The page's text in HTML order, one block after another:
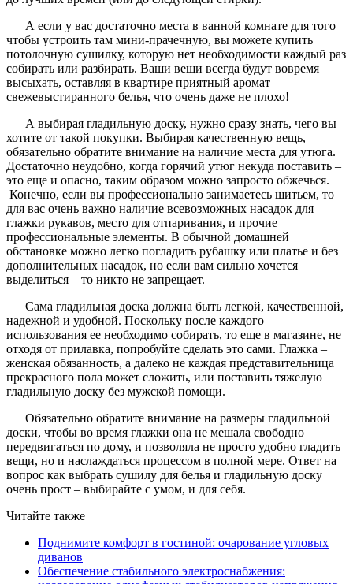
А если у вас достаточно места в ванной комнате для того
чтобы устроить там мини-прачечную, вы можете купить
потолочную сушилку, которую нет необходимости каждый раз
собирать или разбирать. Ваши вещи всегда будут вовремя
высыхать, оставляя в квартире приятный аромат
свежевыстиранного белья, что очень даже не плохо!
А выбирая гладильную доску, нужно сразу знать, чего вы
хотите от такой покупки. Выбирая качественную вещь,
обязательно обратите внимание на наличие места для утюга.
Достаточно неудобно, когда горячий утюг некуда поставить –
это еще и опасно, таким образом можно запросто обжечься.
Конечно, если вы профессионально занимаетесь шитьем, то
для вас очень важно наличие всевозможных насадок для
глажки рукавов, место для отпаривания, и прочие
профессиональные элементы. В обычной домашней
обстановке можно легко погладить рубашку или платье и без
дополнительных насадок, но если вам сильно хочется
выделиться – то никто не запрещает.
Сама гладильная доска должна быть легкой, качественной,
надежной и удобной. Поскольку после каждого
использования ее необходимо собирать, то еще в магазине, не
отходя от прилавка, попробуйте сделать это сами. Глажка –
женская обязанность, а далеко не каждая представительница
прекрасного пола может сложить, или поставить тяжелую
гладильную доску без мужской помощи.
Обязательно обратите внимание на размеры гладильной
доски, чтобы во время глажки она не мешала свободно
передвигаться по дому, и позволяла не просто удобно гладить
вещи, но и наслаждаться процессом в полной мере. Ответ на
вопрос как выбрать сушилу для белья и гладильную доску
очень прост – выбирайте с умом, и для себя.
Читайте также
Поднимите комфорт в гостиной: очарование угловых
диванов
Обеспечение стабильного электроснабжения: